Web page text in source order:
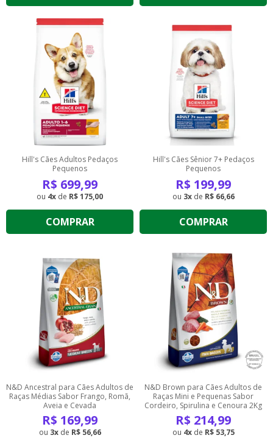
Hill's Cães Adultos Pedaços
Pequenos
R$ 699,99
4 de R$ 175,00
COMPRAR
Hill's Cães Sênior 7+ Pedaços
Pequenos
R$ 199,99
3 de R$ 66,66
COMPRAR
N&D Ancestral para Cães Adultos de
Raças Médias Sabor Frango, Romã,
Aveia e Cevada
R$ 169,99
3 de R$ 56,66
N&D Brown para Cães Adultos de
Raças Mini e Pequenas Sabor
Cordeiro, Spirulina e Cenoura 2Kg
R$ 214,99
4 de R$ 53,75